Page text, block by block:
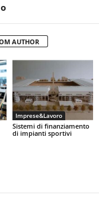
AUTHOR
Imprese&Lavoro
Sistemi di finanziamento
di impianti sportivi